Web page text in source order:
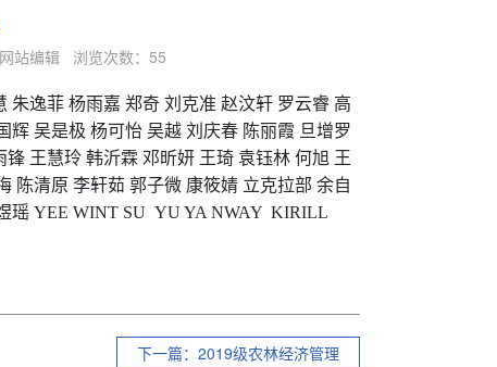
站编辑 浏览次数： 55
朱逸菲 杨雨嘉 郑奇 刘克准 赵汶轩 罗云睿 高
辉 吴是极 杨可怡 吴越 刘庆春 陈丽霞 旦增罗
锋 王慧玲 韩沂霖 邓昕妍 王琦 袁钰林 何旭 王
陈清原 李轩茹 郭子微 康筱婧 立克拉部 余自
瑶 YEE WINT SU YU YA NWAY KIRILL
下一篇：2019级农林经济管理